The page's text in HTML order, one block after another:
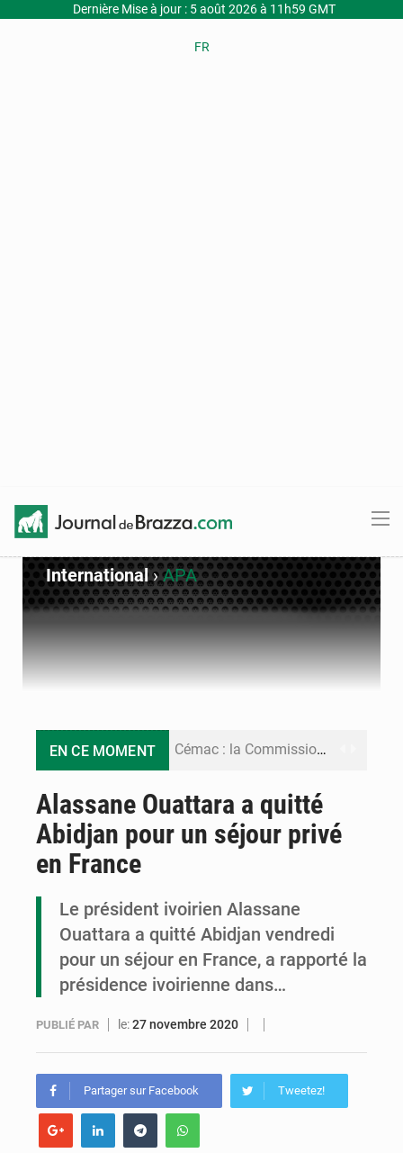
Dernière Mise à jour : 5 août 2026 à 11h59 GMT
FR
International›APA
EN CE MOMENT Cémac : la Commission présente à Denis Sassou N’Guesso sa feuille de route
Assassinat de l’entrepreneur sportif Vally Amisi : le principal suspect arrêté à Brazzaville
Compétitions africaines : la CAF ferme la porte à l’AC Léopards et à l’AS Otohô
Alassane Ouattara a quitté
Abidjan pour un séjour privé
en France
Le président ivoirien Alassane
Ouattara a quitté Abidjan vendredi
pour un séjour en France, a rapporté la
présidence ivoirienne dans…
PUBLIÉ PAR le:27 novembre 2020
Partager sur Facebook Tweetez!